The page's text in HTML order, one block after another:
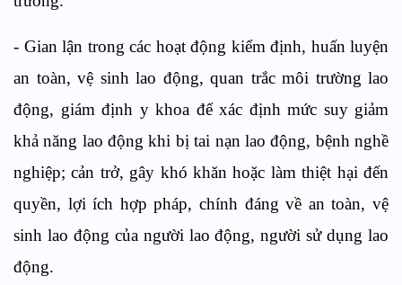
- Gian lận trong các hoạt động kiểm định, huấn luyện
an toàn, vệ sinh lao động, quan trắc môi trường lao
động, giám định y khoa để xác định mức suy giảm
khả năng lao động khi bị tai nạn lao động, bệnh nghề
nghiệp; cản trở, gây khó khăn hoặc làm thiệt hại đến
quyền, lợi ích hợp pháp, chính đáng về an toàn, vệ
sinh lao động của người lao động, người sử dụng lao
động.